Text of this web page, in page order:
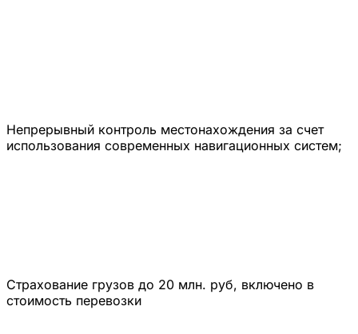
Непрерывный контроль местонахождения за счет
использования современных навигационных систем;
Страхование грузов до 20 млн. руб, включено в
стоимость перевозки